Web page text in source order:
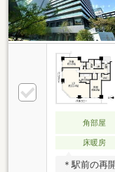
角部屋
床暖房
＊駅前の再